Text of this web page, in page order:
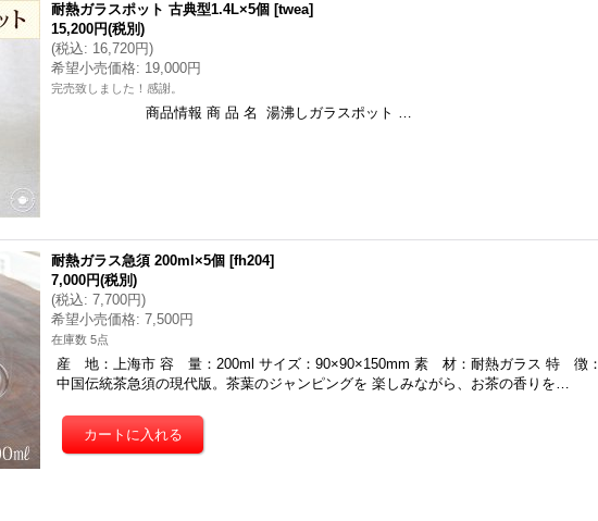
耐熱ガラスポット 古典型1.4L×5個 [twea]
15,200円(税別)
(税込: 16,720円)
希望小売価格: 19,000円
完売致しました！感謝。
商品情報 商 品 名 湯沸しガラスポット …
耐熱ガラス急須 200ml×5個 [fh204]
7,000円(税別)
(税込: 7,700円)
希望小売価格: 7,500円
在庫数 5点
産 地：上海市 容 量：200ml サイズ：90×90×150mm 素 材：耐熱ガラス 特 徴：
中国伝統茶急須の現代版。茶葉のジャンピングを 楽しみながら、お茶の香りを…